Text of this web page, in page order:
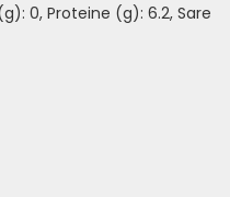
0, Proteine (g): 6.2, Sare